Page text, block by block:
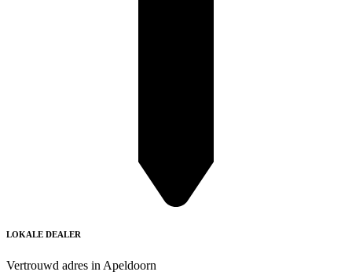
LOKALE DEALER
Vertrouwd adres in Apeldoorn